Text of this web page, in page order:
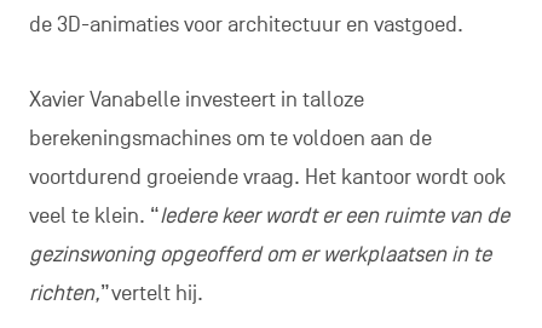
de 3D-animaties voor architectuur en vastgoed.
Xavier Vanabelle investeert in talloze
berekeningsmachines om te voldoen aan de
voortdurend groeiende vraag. Het kantoor wordt ook
veel te klein. “Iedere keer wordt er een ruimte van de
gezinswoning opgeofferd om er werkplaatsen in te
richten,”vertelt hij.